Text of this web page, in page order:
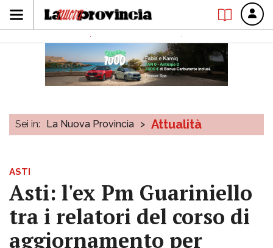
Sei in: La Nuova Provincia > Attualità
ASTI
Asti: l'ex Pm Guariniello
tra i relatori del corso di
aggiornamento per